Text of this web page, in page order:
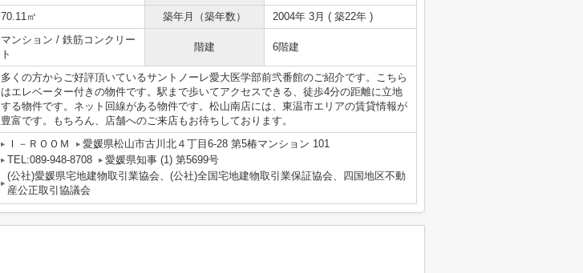
70.11㎡ 築年月（築年数） 2004年 3月 ( 築22年 )
マンション / 鉄筋コンクリー
ト
階建 6階建
多くの方からご好評頂いているサントノーレ愛大医学部前弐番館のご紹介です。こちら
はエレベーター付きの物件です。駅まで歩いてアクセスできる、徒歩4分の距離に立地
する物件です。ネット回線がある物件です。松山南店には、東温市エリアの賃貸情報が
豊富です。もちろん、店舗へのご来店もお待ちしております。
Ｉ－ＲＯＯＭ
愛媛県松山市古川北４丁目6-28 第5椿マンション 101
TEL:089-948-8708
愛媛県知事 (1) 第5699号
(公社)愛媛県宅地建物取引業協会、(公社)全国宅地建物取引業保証協会、四国地区不動
産公正取引協議会